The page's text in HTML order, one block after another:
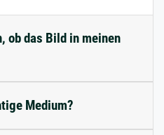
ob das Bild in meinen
Medium?